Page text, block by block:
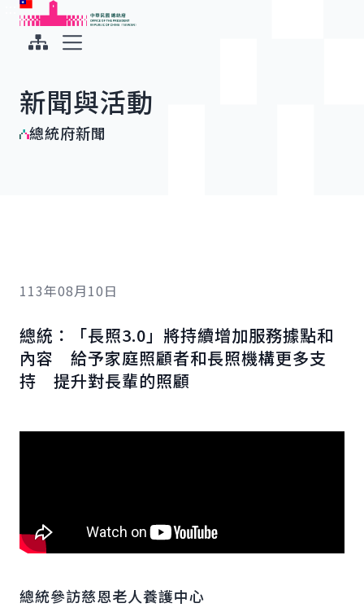
跳到主要內容
中華民國總統府
新聞與活動
總統府新聞
113年08月10日
總統：「長照3.0」將持續增加服務據點和
內容 給予家庭照顧者和長照機構更多支
持 提升對長輩的照顧
總統參訪慈恩老人養護中心